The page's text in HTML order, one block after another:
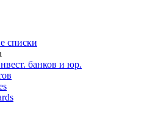
списки
банков и юр.